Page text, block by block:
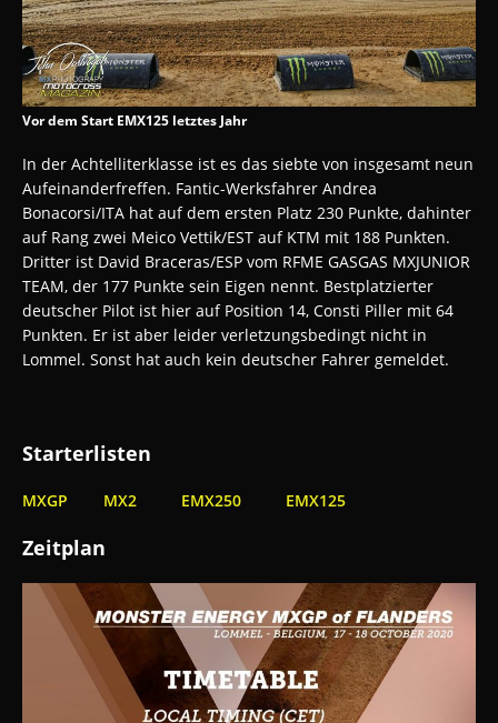
Vor dem Start EMX125 letztes Jahr
In der Achtelliterklasse ist es das siebte von insgesamt neun
Aufeinanderfreffen. Fantic-Werksfahrer Andrea
Bonacorsi/ITA hat auf dem ersten Platz 230 Punkte, dahinter
auf Rang zwei Meico Vettik/EST auf KTM mit 188 Punkten.
Dritter ist David Braceras/ESP vom RFME GASGAS MXJUNIOR
TEAM, der 177 Punkte sein Eigen nennt. Bestplatzierter
deutscher Pilot ist hier auf Position 14, Consti Piller mit 64
Punkten. Er ist aber leider verletzungsbedingt nicht in
Lommel. Sonst hat auch kein deutscher Fahrer gemeldet.
Starterlisten
MXGP MX2 EMX250 EMX125
Zeitplan